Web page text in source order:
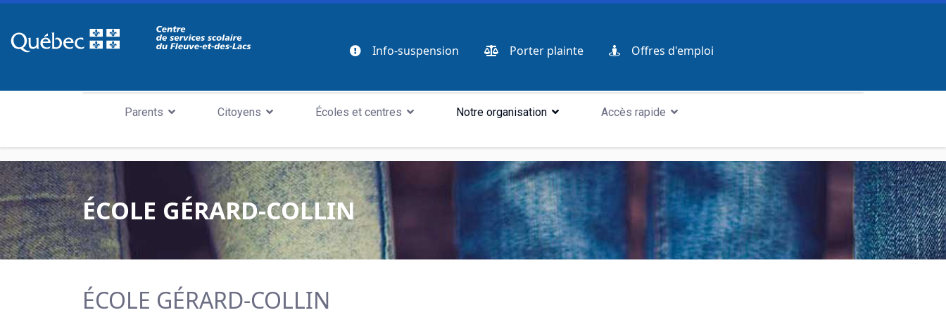
Info-suspension Porter plainte Offres d'emploi
Parents Citoyens Écoles et centres Notre organisation Accès rapide
ÉCOLE GÉRARD-COLLIN
ÉCOLE GÉRARD-COLLIN